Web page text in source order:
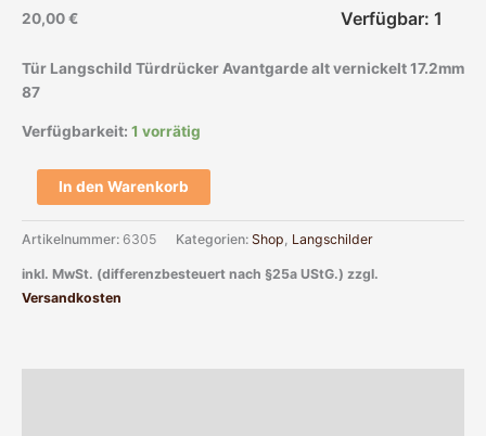
20,00€ Verfügbar: 1
Tür Langschild Türdrücker Avantgarde alt vernickelt 17.2mm
87
Verfügbarkeit: 1 vorrätig
In den Warenkorb
Artikelnummer: 6305 Kategorien: Shop Langschilder
inkl. MwSt. (differenzbesteuert nach §25a UStG.) zzgl.
Versandkosten